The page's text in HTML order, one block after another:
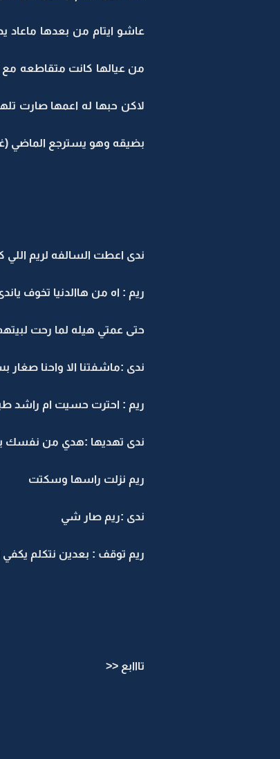
عاشو ايتام من بعدها ماعاد
من عيالها كانت متقاطعه مع
لاكن حبها له اعمها صارت
بضيقه وهو يسترجع الماضي
ندى اعطت السالفه لريم
ريم : اه من هاالدنيا تخوف
حتى عمتي هيله لما رحت
ندى :ماشفتنا الا واحنا
ريم : احترت حسيت ام راشد
ندى تهديها :هدي من نفسك
ريم نزلت راسها وسكتت
ندى :ريم صار شي
ريم توقف : بعدين نتكلم يكفي
تااابع <<